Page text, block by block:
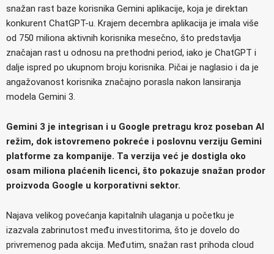
snažan rast baze korisnika Gemini aplikacije, koja je direktan
konkurent ChatGPT-u. Krajem decembra aplikacija je imala više
od 750 miliona aktivnih korisnika mesečno, što predstavlja
značajan rast u odnosu na prethodni period, iako je ChatGPT i
dalje ispred po ukupnom broju korisnika. Pičai je naglasio i da je
angažovanost korisnika značajno porasla nakon lansiranja
modela Gemini 3.
Gemini 3 je integrisan i u Google pretragu kroz poseban AI
režim, dok istovremeno pokreće i poslovnu verziju Gemini
platforme za kompanije. Ta verzija već je dostigla oko
osam miliona plaćenih licenci, što pokazuje snažan prodor
proizvoda Google u korporativni sektor.
Najava velikog povećanja kapitalnih ulaganja u početku je
izazvala zabrinutost među investitorima, što je dovelo do
privremenog pada akcija. Međutim, snažan rast prihoda cloud